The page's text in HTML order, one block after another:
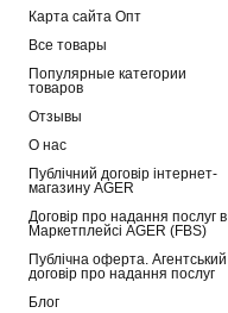
Карта сайта Опт
Все товары
Популярные категории
товаров
Отзывы
О нас
Публічний договір інтернет-
магазину AGER
Договір про надання послуг в
Маркетплейсі AGER (FBS)
Публічна оферта. Агентський
договір про надання послуг
Блог